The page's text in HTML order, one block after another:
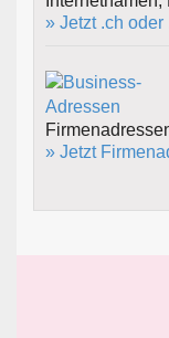
» Jetzt .ch
» Jetzt